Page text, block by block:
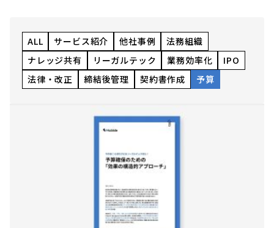
ALL サービス紹介 他社事例
法務組織
ナレッジ共有
リーガルテック 業務効率化
IPO
法律・改正
締結後管理 契約書作成 予算